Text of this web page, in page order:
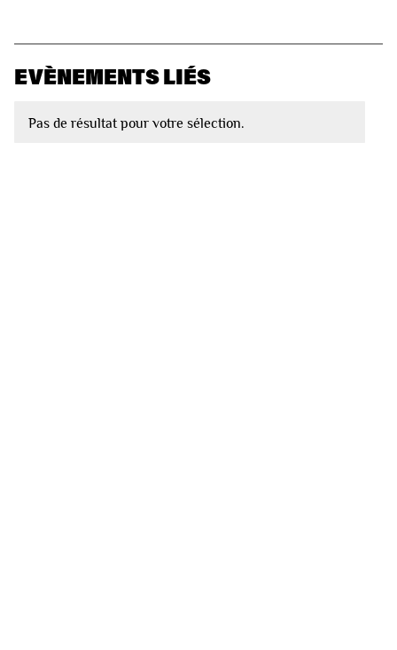
EVÈNEMENTS LIÉS
Pas de résultat pour votre sélection.